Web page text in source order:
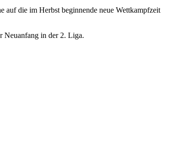
auf die im Herbst beginnende neue Wettkampfzeit
Neuanfang in der 2. Liga.